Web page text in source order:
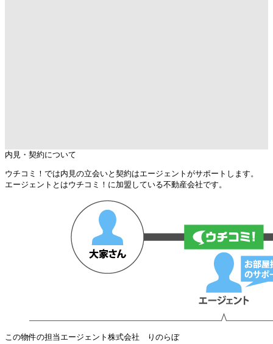
内見・契約について
ウチコミ！では内見の立会いと契約はエージェントがサポートします。
エージェントとはウチコミ！に加盟している不動産会社です。
この物件の担当エージェント 株式会社 りのらぼ